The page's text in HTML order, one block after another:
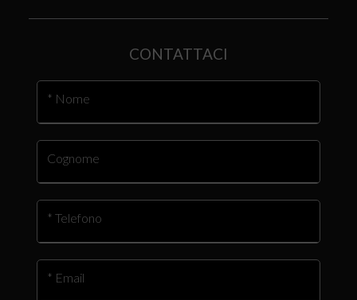
CONTATTACI
* Nome
Cognome
* Telefono
* Email